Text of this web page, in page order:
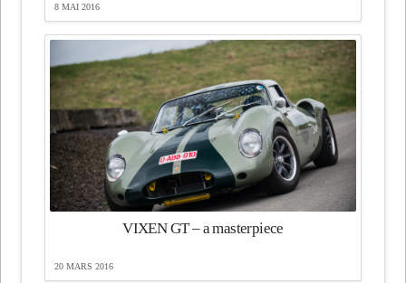
8 MAI 2016
VIXEN GT – a masterpiece
20 MARS 2016